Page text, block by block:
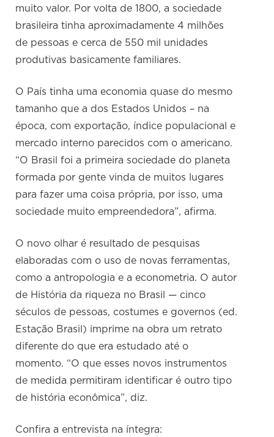
muito valor. Por volta de 1800, a sociedade
brasileira tinha aproximadamente 4 milhões
de pessoas e cerca de 550 mil unidades
produtivas basicamente familiares.
O País tinha uma economia quase do mesmo
tamanho que a dos Estados Unidos – na
época, com exportação, índice populacional e
mercado interno parecidos com o americano.
“O Brasil foi a primeira sociedade do planeta
formada por gente vinda de muitos lugares
para fazer uma coisa própria, por isso, uma
sociedade muito empreendedora”, afirma.
O novo olhar é resultado de pesquisas
elaboradas com o uso de novas ferramentas,
como a antropologia e a econometria. O autor
de História da riqueza no Brasil — cinco
séculos de pessoas, costumes e governos (ed.
Estação Brasil) imprime na obra um retrato
diferente do que era estudado até o
momento. “O que esses novos instrumentos
de medida permitiram identificar é outro tipo
de história econômica”, diz.
Confira a entrevista na íntegra: